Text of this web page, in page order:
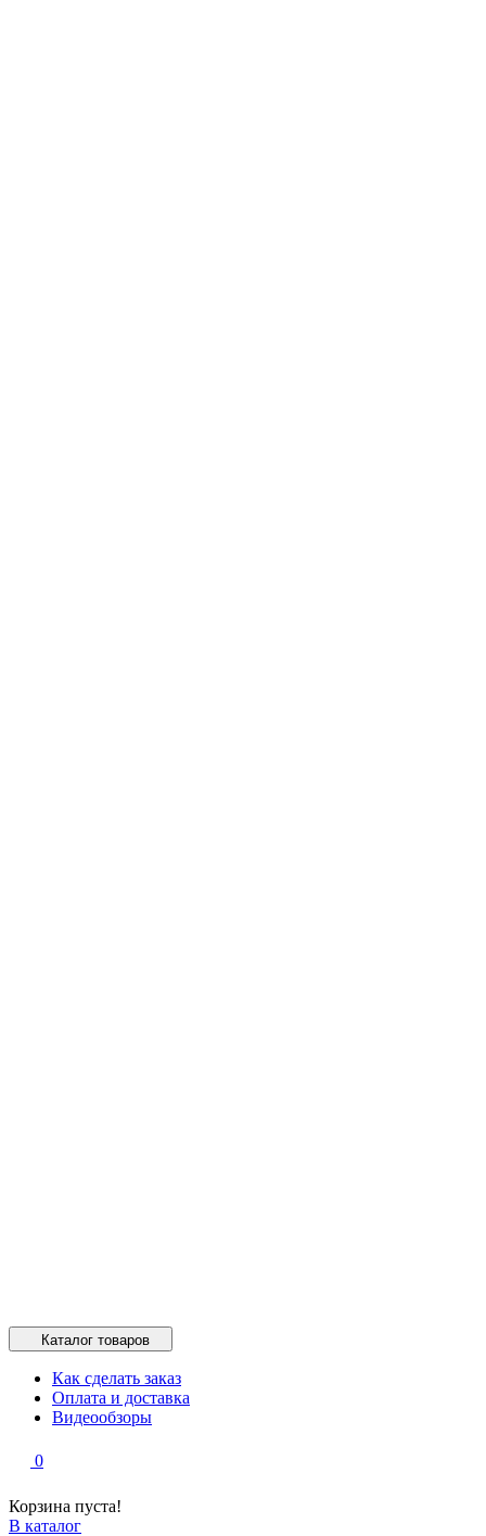
Каталог товаров
Как сделать заказ
Оплата и доставка
Видеообзоры
0
Корзина пуста!
В каталог